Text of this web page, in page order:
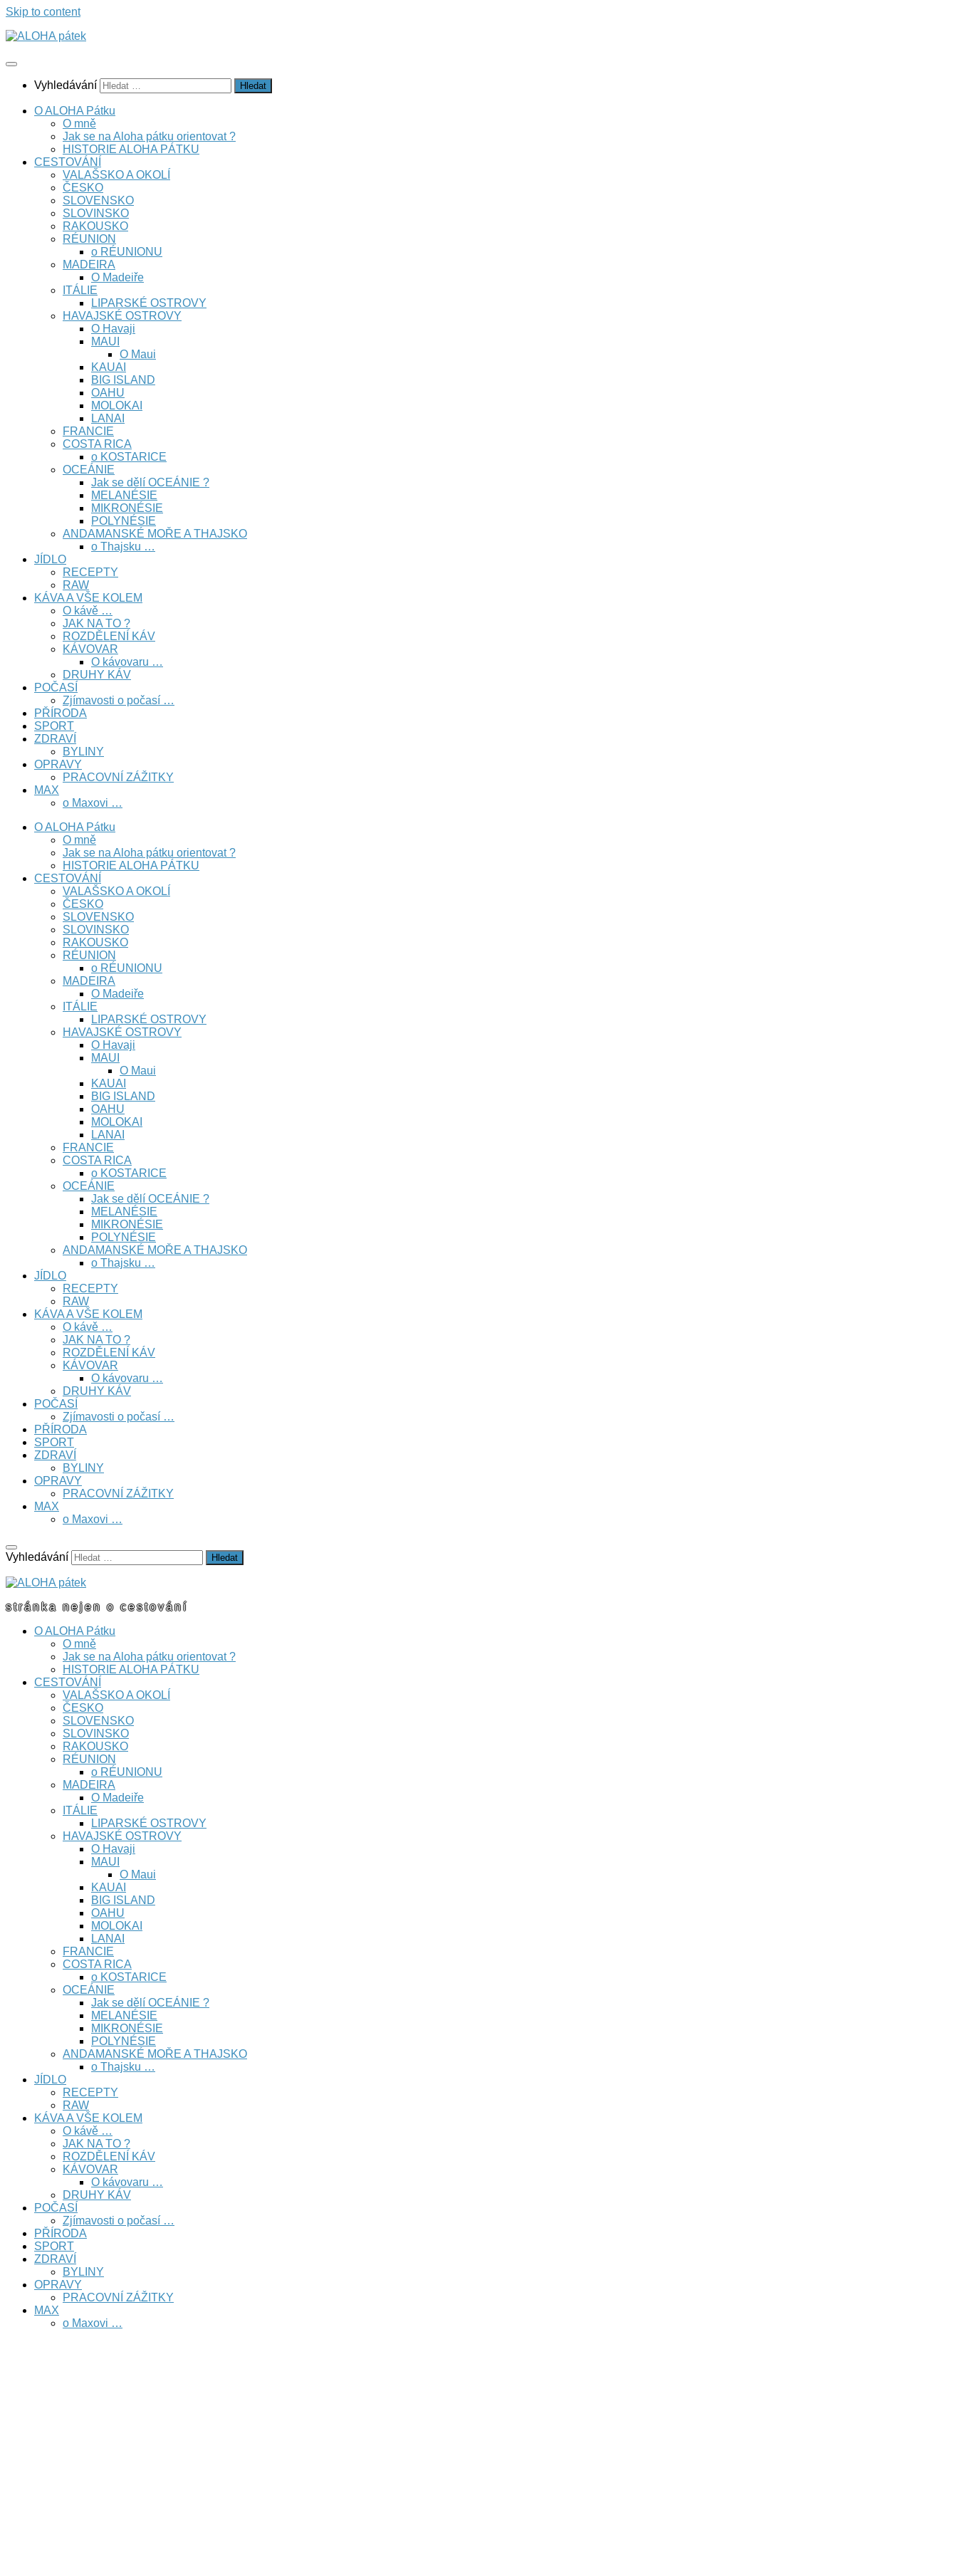
Skip to content
Vyhledávání
O ALOHA Pátku
O mně
Jak se na Aloha pátku orientovat ?
HISTORIE ALOHA PÁTKU
CESTOVÁNÍ
VALAŠSKO A OKOLÍ
ČESKO
SLOVENSKO
SLOVINSKO
RAKOUSKO
RÉUNION
o RÉUNIONU
MADEIRA
O Madeiře
ITÁLIE
LIPARSKÉ OSTROVY
HAVAJSKÉ OSTROVY
O Havaji
MAUI
O Maui
KAUAI
BIG ISLAND
OAHU
MOLOKAI
LANAI
FRANCIE
COSTA RICA
o KOSTARICE
OCEÁNIE
Jak se dělí OCEÁNIE ?
MELANÉSIE
MIKRONÉSIE
POLYNÉSIE
ANDAMANSKÉ MOŘE A THAJSKO
o Thajsku …
JÍDLO
RECEPTY
RAW
KÁVA A VŠE KOLEM
O kávě …
JAK NA TO ?
ROZDĚLENÍ KÁV
KÁVOVAR
O kávovaru …
DRUHY KÁV
POČASÍ
Zjímavosti o počasí …
PŘÍRODA
SPORT
ZDRAVÍ
BYLINY
OPRAVY
PRACOVNÍ ZÁŽITKY
MAX
o Maxovi …
O ALOHA Pátku
O mně
Jak se na Aloha pátku orientovat ?
HISTORIE ALOHA PÁTKU
CESTOVÁNÍ
VALAŠSKO A OKOLÍ
ČESKO
SLOVENSKO
SLOVINSKO
RAKOUSKO
RÉUNION
o RÉUNIONU
MADEIRA
O Madeiře
ITÁLIE
LIPARSKÉ OSTROVY
HAVAJSKÉ OSTROVY
O Havaji
MAUI
O Maui
KAUAI
BIG ISLAND
OAHU
MOLOKAI
LANAI
FRANCIE
COSTA RICA
o KOSTARICE
OCEÁNIE
Jak se dělí OCEÁNIE ?
MELANÉSIE
MIKRONÉSIE
POLYNÉSIE
ANDAMANSKÉ MOŘE A THAJSKO
o Thajsku …
JÍDLO
RECEPTY
RAW
KÁVA A VŠE KOLEM
O kávě …
JAK NA TO ?
ROZDĚLENÍ KÁV
KÁVOVAR
O kávovaru …
DRUHY KÁV
POČASÍ
Zjímavosti o počasí …
PŘÍRODA
SPORT
ZDRAVÍ
BYLINY
OPRAVY
PRACOVNÍ ZÁŽITKY
MAX
o Maxovi …
Vyhledávání
stránka nejen o cestování
O ALOHA Pátku
O mně
Jak se na Aloha pátku orientovat ?
HISTORIE ALOHA PÁTKU
CESTOVÁNÍ
VALAŠSKO A OKOLÍ
ČESKO
SLOVENSKO
SLOVINSKO
RAKOUSKO
RÉUNION
o RÉUNIONU
MADEIRA
O Madeiře
ITÁLIE
LIPARSKÉ OSTROVY
HAVAJSKÉ OSTROVY
O Havaji
MAUI
O Maui
KAUAI
BIG ISLAND
OAHU
MOLOKAI
LANAI
FRANCIE
COSTA RICA
o KOSTARICE
OCEÁNIE
Jak se dělí OCEÁNIE ?
MELANÉSIE
MIKRONÉSIE
POLYNÉSIE
ANDAMANSKÉ MOŘE A THAJSKO
o Thajsku …
JÍDLO
RECEPTY
RAW
KÁVA A VŠE KOLEM
O kávě …
JAK NA TO ?
ROZDĚLENÍ KÁV
KÁVOVAR
O kávovaru …
DRUHY KÁV
POČASÍ
Zjímavosti o počasí …
PŘÍRODA
SPORT
ZDRAVÍ
BYLINY
OPRAVY
PRACOVNÍ ZÁŽITKY
MAX
o Maxovi …